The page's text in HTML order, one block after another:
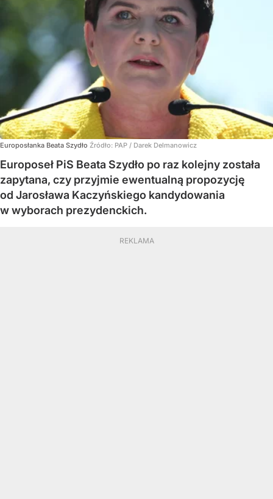
Europosłanka Beata Szydło Źródło: PAP / Darek Delmanowicz
Europoseł PiS Beata Szydło po raz kolejny została
zapytana, czy przyjmie ewentualną propozycję
od Jarosława Kaczyńskiego kandydowania
w wyborach prezydenckich.